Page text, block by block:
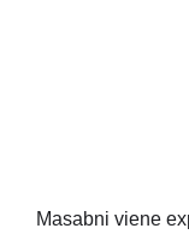
Masabni viene